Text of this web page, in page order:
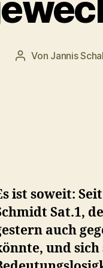
Beitragsautor
Von Jannis
ist soweit:
Sat.1,
auch
und